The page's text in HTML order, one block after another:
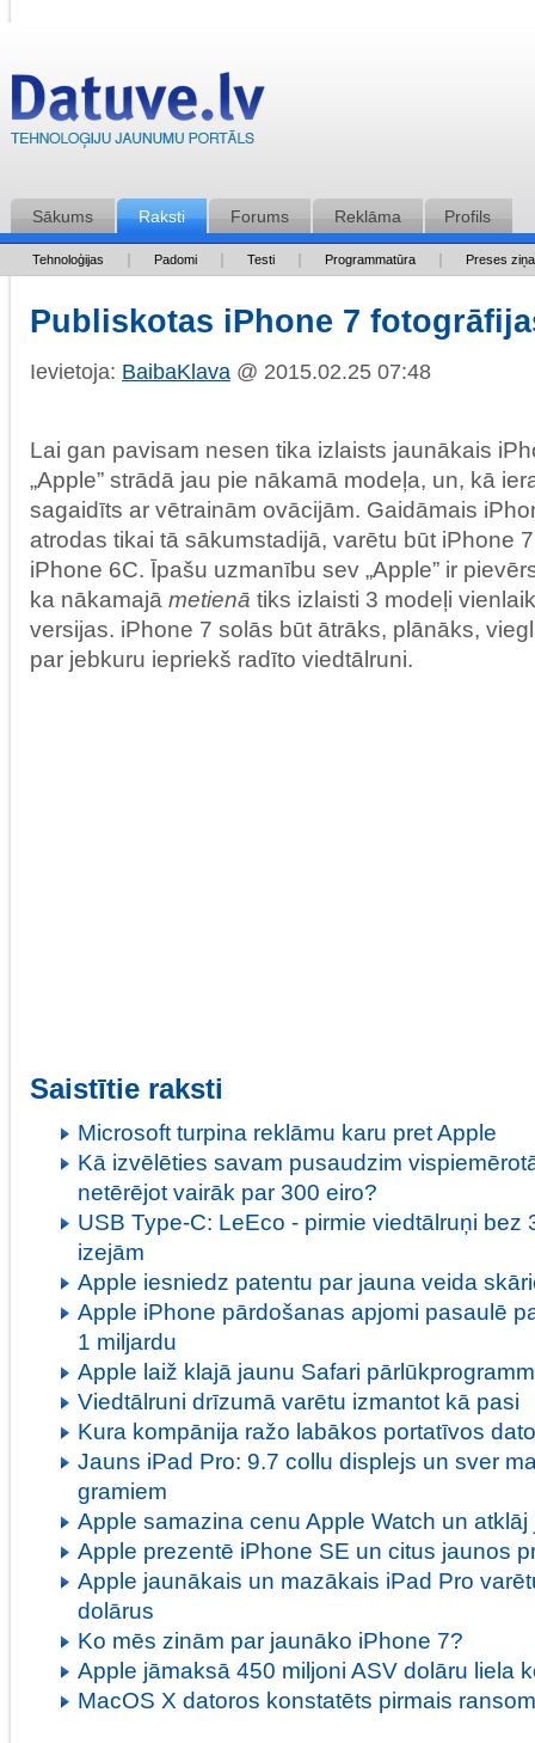
Sākums Raksti Forums Reklāma Profils
Tehnoloģijas Padomi Testi Programmatūra Preses
Publiskotas iPhone 7
Ievietoja: BaibaKlava @ 2015.02.25 07:48
Lai gan pavisam nesen tika izlaists jaunākais
„Apple” strādā jau pie nākamā modeļa, un, kā
sagaidīts ar vētrainām ovācijām. Gaidāmais
atrodas tikai tā sākumstadijā, varētu būt iPhone
iPhone 6C. Īpašu uzmanību sev „Apple” ir
ka nākamajā metienā tiks izlaisti 3 modeļi
versijas. iPhone 7 solās būt ātrāks, plānāks,
par jebkuru iepriekš radīto viedtālruni.
Saistītie raksti
Microsoft turpina reklāmu karu pret Apple
Kā izvēlēties savam pusaudzim
netērējot vairāk par 300 eiro?
USB Type-C: LeEco - pirmie viedtālruņi bez
izejām
Apple iesniedz patentu par jauna veida
Apple iPhone pārdošanas apjomi pasaulē
1 miljardu
Apple laiž klajā jaunu Safari
Viedtālruni drīzumā varētu izmantot kā pasi
Kura kompānija ražo labākos portatīvos
Jauns iPad Pro: 9.7 collu displejs un sver
gramiem
Apple samazina cenu Apple Watch un
Apple prezentē iPhone SE un citus jaunos
Apple jaunākais un mazākais iPad Pro
dolārus
Ko mēs zinām par jaunāko iPhone 7?
Apple jāmaksā 450 miljoni ASV dolāru liela
MacOS X datoros konstatēts pirmais